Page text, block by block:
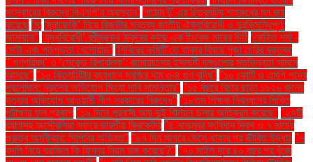
সংস্কারের বিরুদ্ধে বিএনপি’র অবস্থান’ ‘পাঠান টু’ এর চিত্রনাট্য শাহরুখের মন জয়
করেছে ‘মা ‘মুনাফেকি’ নিয়ে রিজভীর মন্তব্য জাতীয় ঐক্যবিরোধী ও দুরভিসন্ধিপূর্ণ:
জামায়াত" ‘যুদ্ধবিরোধী’ রবীন্দ্রনাথ ঠাকুরের কাছে এক ইংরেজ মায়ের চিঠি ‘রোহিত শর্মা -
মোটা এবং গড়পড়তা খেলোয়াড়’ ‘শিবিরের কমিটি’তে থাকার বিষয়ে পূজা চেরির বক্তব্য
"‘গণপরিষদ’ ও ‘সেকেন্ড রিপাবলিক’: জামায়াতসহ ইসলামী দলগুলোর মতভিন্নতা সামনে
আসছে" "১০ কিলোমিটার ব্যবধানে সবজির দাম ৩-৪ গুণ বৃদ্ধি" "১০ কোটি ও এমপি পদের
প্রলোভন: নুরুলের অভিযোগ মিথ্যা দাবি সামান্তার" "১৫ বছরে বিচার ছাড়া ১৯২৬ জনের
হত্যার অভিযোগ আওয়ামী লীগ সরকারের বিরুদ্ধে" "১৮তম শিক্ষক নিবন্ধনের লিখিত
পরীক্ষার ফল প্রকাশ "১৯ দিনে প্রবাসী আয় দুই বিলিয়ন ডলার অতিক্রম করেছে" "২৭টি
ব্যাগসহ অস্ট্রেলিয়া সফরে ভারতীয় ক্রিকেটার "৪ নভেম্বর সংবিধান দিবস ও ৭ মার্চের
গুরুত্ব অস্বীকার: সিপিবির অভিমত" "৬৭ দিন সাগরে ভেসে থাকার পর জীবিত উদ্ধার "৭
বদলি নিয়ে ব্রাজিল কি ফিফার নিয়ম ভঙ্গ করেছে?" "৭০ মাইল দূরে ৪০ বছর পর খুঁজে